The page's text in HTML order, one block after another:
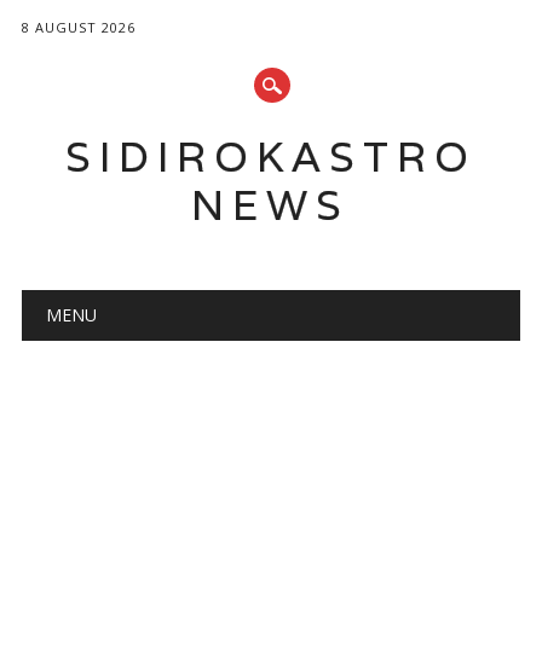
8 AUGUST 2026
SIDIROKASTRO
NEWS
Main menu
MENU